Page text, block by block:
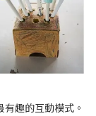
趣的互動模式。